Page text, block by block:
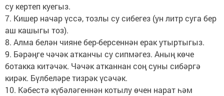
су кертеп куегыз.
7. Кишер начар үссә, тозлы су сибегез (ун литр суга бер
аш кашыгы тоз).
8. Алма белән чияне бер-берсеннән ерак утыртыгыз.
9. Бәрәңге чәчәк атканчы су сипмәгез. Аның көче
ботакка китәчәк. Чәчәк атканнан соң суны сибәргә
кирәк. Бүлбеләре тизрәк үсәчәк.
10. Кәбестә күбәләгеннән котылу өчен нарат һәм